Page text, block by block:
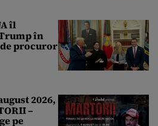
îl
în
procuror
2026,
–
pe